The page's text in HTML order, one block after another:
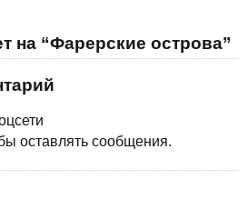
на “Фарерские острова”
оставлять сообщения.